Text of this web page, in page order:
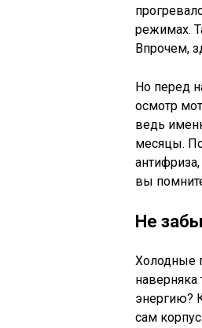
режимах.
Впрочем,
Но перед
осмотр
ведь
месяцы.
вы
Не
Холодные
наверняка
энергию?
сам